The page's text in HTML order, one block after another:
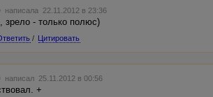
написала 22.11.2012 в 23:36
зрело - только полюс)
/ Цитировать
написал 25.11.2012 в 00:56
+